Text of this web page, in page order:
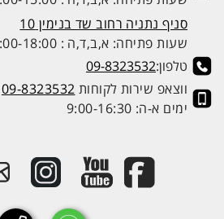
סניף נתניה רחוב שד בנימין 10
שעות פתיחה: א,ב,ד,ה : 9:00-18:00, ג,ו: 9:00-13:00
טלפון:09-8323532
ווצאפ שירות לקוחות 09-8323532
ימים א-ה: 9:00-16:30